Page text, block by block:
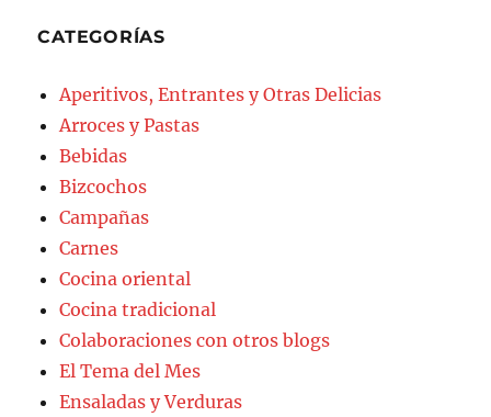
CATEGORÍAS
Aperitivos, Entrantes y Otras Delicias
Arroces y Pastas
Bebidas
Bizcochos
Campañas
Carnes
Cocina oriental
Cocina tradicional
Colaboraciones con otros blogs
El Tema del Mes
Ensaladas y Verduras